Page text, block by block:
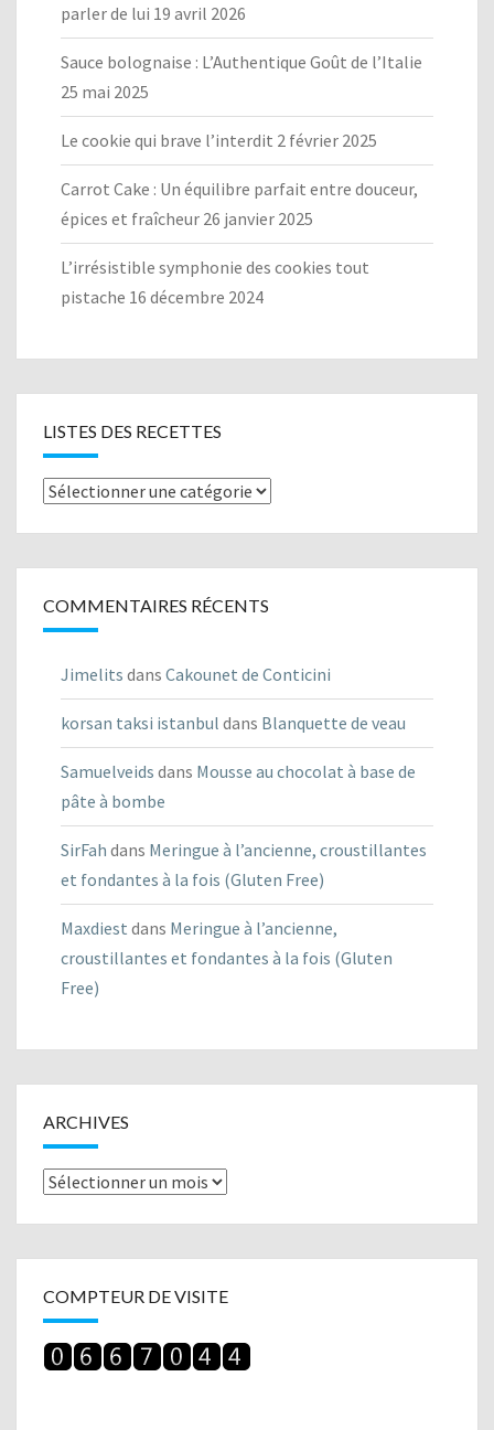
parler de lui 19 avril 2026
Sauce bolognaise : L’Authentique Goût de l’Italie
25 mai 2025
Le cookie qui brave l’interdit 2 février 2025
Carrot Cake : Un équilibre parfait entre douceur,
épices et fraîcheur 26 janvier 2025
L’irrésistible symphonie des cookies tout
pistache 16 décembre 2024
LISTES DES RECETTES
Listes
COMMENTAIRES RÉCENTS
Jimelits dans Cakounet de Conticini
korsan taksi istanbul dans Blanquette de veau
Samuelveids dans Mousse au chocolat à base de
pâte à bombe
SirFah dans Meringue à l’ancienne, croustillantes
et fondantes à la fois (Gluten Free)
Maxdiest dans Meringue à l’ancienne,
croustillantes et fondantes à la fois (Gluten
Free)
ARCHIVES
Archives
COMPTEUR DE VISITE